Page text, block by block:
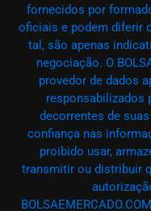
fornecidos por
oficiais e podem diferir
tal, são apenas
negociação. O
provedor de dados
responsabilizados
decorrentes de
confiança nas
proibido usar,
transmitir ou distribuir